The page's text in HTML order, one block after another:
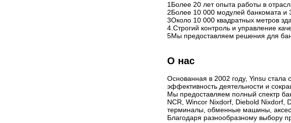
1Более 20 лет опыта работы в
2Более 10 000 модулей банкомата и
3Около 10 000 квадратных метров
4.Строгий контроль и управление
5Мы предоставляем решения для
О нас
Основанная в 2002 году, Yinsu
эффективность деятельности и
Мы предоставляем полный спектр
NCR, Wincor Nixdorf, Diebold Nixdorf,
терминалы, обменные машины,
Благодаря разнообразному выбору